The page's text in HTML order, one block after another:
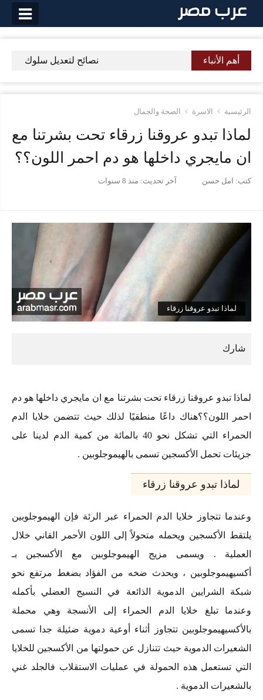
التخطي
أهم الأنباء نصائح لتعديل سلوك
الرئيسية الاسرة الصحة والجمال
لماذا تبدو عروقنا زرقاء تحت بشرتنا مع
ان مايجري داخلها هو دم احمر اللون؟؟
كتب: امل حسن آخر تحديث: منذ 8 سنوات
لماذا تبدو عروقنا زرقاء
لماذا تبدو عروقنا زرقاء تحت بشرتنا مع ان مايجري داخلها هو دم
احمر اللون؟؟هناك داعًا منطقيًا لذلك حيث تتضمن خلايا الدم
الحمراء التي تشكل نحو 40 بالمائة من كمية الدم لدينا على
جزيئات تحمل الأكسجين تسمى بالهيموجلوبين .
لماذا تبدو عروقنا زرقاء
وعندما تتجاوز خلايا الدم الحمراء عبر الرئة فإن الهيموجلوبين
يلتقط الأكسجين ويحمله متحولاً إلى اللون الأحمر القاني خلال
العملية . ويسمى مزيج الهيموجلوبين مع الأكسجين بـ
أكسيهيموجلوبين ، ويحدث ضخه من الفؤاد بضغط مرتفع نحو
شبكة الشرايين الدموية الذائعة في النسيج العضلي بأكمله
وعندما تبلغ خلايا الدم الحمراء إلى الأنسجة وهي محملة
بالأكسيهيموجلوبين تتجاوز أثناء أوعية دموية ضئيلة جدا تسمى
الشعيرات الدموية حيث تتنازل عن حمولتها من الأكسجين للخلايا
التي تستعمل هذه الحمولة في عمليات الاستقلاب فالجلد غني
بالشعيرات الدموية .